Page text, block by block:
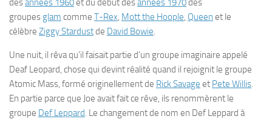
desannées 1960et du début desannées 1970des
groupes glam comme T-Rex, Mott the Hoople, Queen et le
célèbre Ziggy Stardustde David Bowie.
Une nuit, il rêva qu’il faisait partie d’un groupe imaginaire appelé
Deaf Leopard, chose qui devint réalité quand il rejoignit le groupe
Atomic Mass, formé originellement de Rick Savage et Pete Willis.
En partie parce que Joe avait fait ce rêve, ils renommèrent le
groupe Def Leppard. Le changement de nom en Def Leppard à